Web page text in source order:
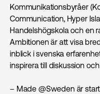
Kommunikationsbyråer
Communication, Hyper
Handelshögskola och en
Ambitionen är att visa
inblick i svenska
inspirera till diskussion
– Made @Sweden är